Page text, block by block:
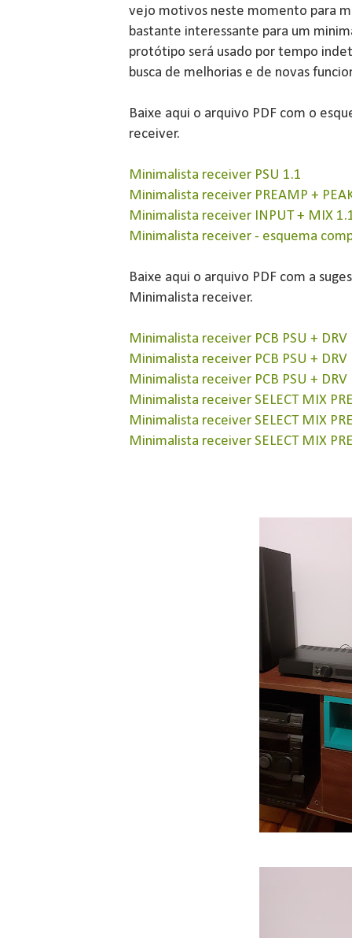
vejo motivos neste momento para
bastante interessante para um
protótipo será usado por tempo
busca de melhorias e de novas
Baixe aqui o arquivo PDF com o
receiver.
Minimalista receiver PSU 1.1
Minimalista receiver PREAMP +
Minimalista receiver INPUT + MIX
Minimalista receiver - esquema
Baixe aqui o arquivo PDF com a
Minimalista receiver.
Minimalista receiver PCB PSU + DRV
Minimalista receiver PCB PSU + DRV
Minimalista receiver PCB PSU + DRV
Minimalista receiver SELECT MIX
Minimalista receiver SELECT MIX
Minimalista receiver SELECT MIX